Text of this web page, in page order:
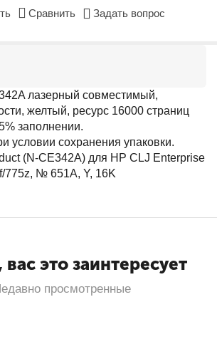
Сравнить Задать вопрос
лазерный совместимый,
желтый, ресурс 16000 страниц
заполнении.
условии сохранения упаковки.
(N-CE342A) для HP CLJ Enterprise
775z, № 651A, Y, 16K
это заинтересует
просмотренные